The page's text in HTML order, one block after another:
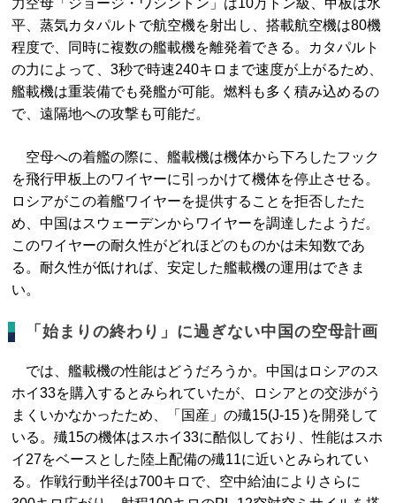
力空母「ジョージ・ワシントン」は10万トン級、甲板は水
平、蒸気カタパルトで航空機を射出し、搭載航空機は80機
程度で、同時に複数の艦載機を離発着できる。カタパルト
の力によって、3秒で時速240キロまで速度が上がるため、
艦載機は重装備でも発艦が可能。燃料も多く積み込めるの
で、遠隔地への攻撃も可能だ。
空母への着艦の際に、艦載機は機体から下ろしたフック
を飛行甲板上のワイヤーに引っかけて機体を停止させる。
ロシアがこの着艦ワイヤーを提供することを拒否したた
め、中国はスウェーデンからワイヤーを調達したようだ。
このワイヤーの耐久性がどれほどのものかは未知数であ
る。耐久性が低ければ、安定した艦載機の運用はできま
い。
「始まりの終わり」に過ぎない中国の空母計画
では、艦載機の性能はどうだろうか。中国はロシアのス
ホイ33を購入するとみられていたが、ロシアとの交渉がう
まくいかなかったため、「国産」の殱15(J-15 )を開発して
いる。殱15の機体はスホイ33に酷似しており、性能はスホ
イ27をベースとした陸上配備の殱11に近いとみられてい
る。作戦行動半径は700キロで、空中給油によりさらに